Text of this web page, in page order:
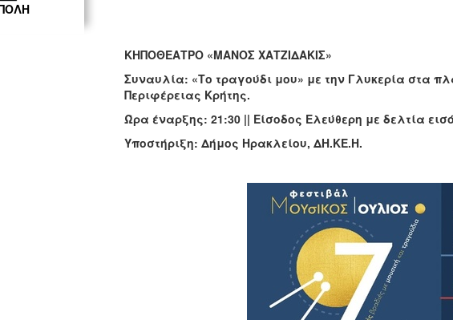
ΚΗΠΟΘΕΑΤΡΟ «ΜΑΝΟΣ ΧΑΤΖΙΔΑΚΙΣ»
Συναυλία: «Το τραγούδι μου» με την Γλυκερία στα
Περιφέρειας Κρήτης.
Ώρα έναρξης: 21:30 || Είσοδος Ελεύθερη με δελτία
Υποστήριξη: Δήμος Ηρακλείου, ΔΗ.ΚΕ.Η.